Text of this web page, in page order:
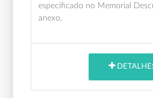
especificado no Memorial
anexo.